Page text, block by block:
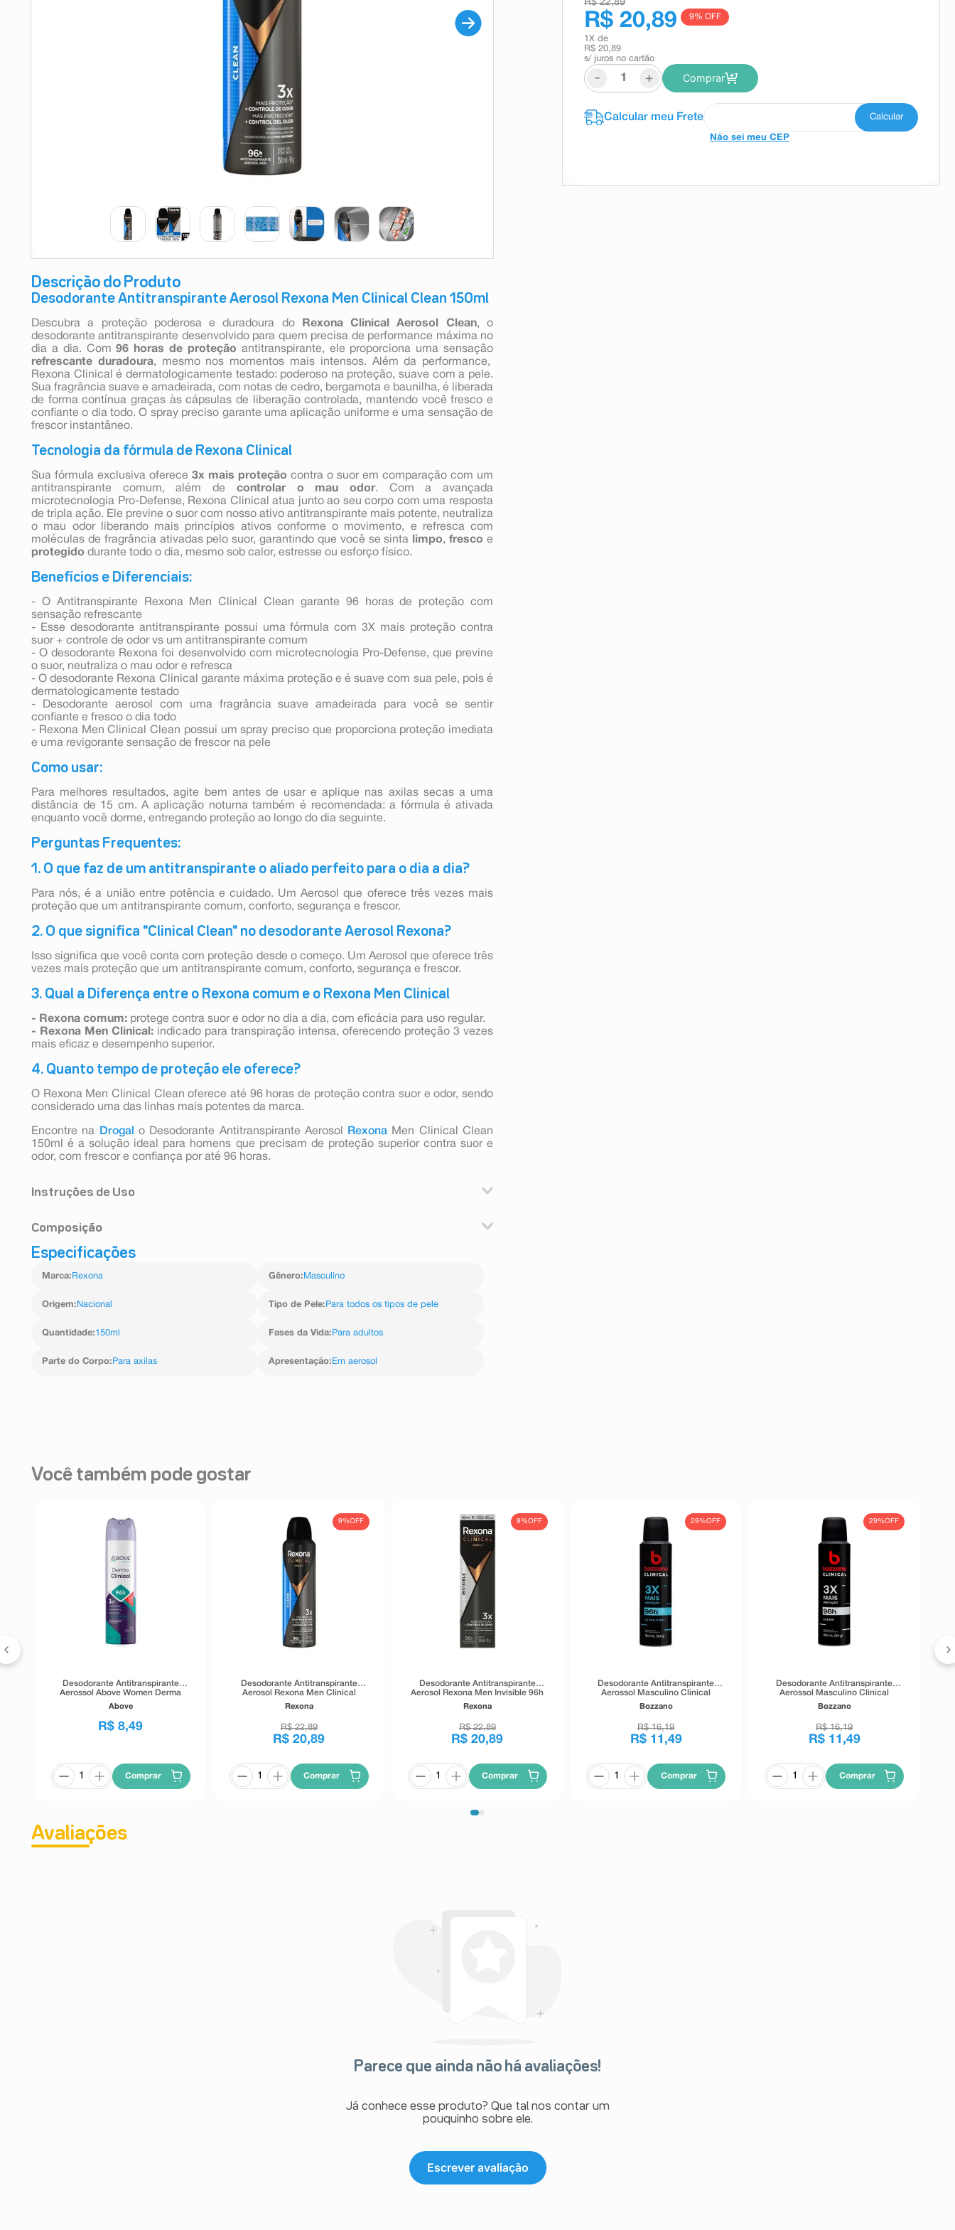
Descrição do Produto
Desodorante Antitranspirante Aerosol Rexona Men Clinical Clean 150ml
Descubra a proteção poderosa e duradoura do Rexona Clinical Aerosol Clean, o
desodorante antitranspirante desenvolvido para quem precisa de performance máxima no
dia a dia. Com96 horas de proteção antitranspirante, ele proporciona uma sensação
refrescante duradoura, mesmo nos momentos mais intensos. Além da performance,
Rexona Clinical é dermatologicamente testado: poderoso na proteção, suave com a pele.
Sua fragrância suave e amadeirada, com notas de cedro, bergamota e baunilha, é liberada
de forma contínua graças às cápsulas de liberação controlada, mantendo você fresco e
confiante o dia todo. O spray preciso garante uma aplicação uniforme e uma sensação de
frescor instantâneo.
Tecnologia da fórmula de Rexona Clinical
Sua fórmula exclusiva oferece 3x mais proteção contra o suor em comparação com um
antitranspirante comum, além de controlar o mau odor. Com a avançada
microtecnologia Pro-Defense, Rexona Clinical atua junto ao seu corpo com uma resposta
de tripla ação. Ele previne o suor com nosso ativo antitranspirante mais potente, neutraliza
o mau odor liberando mais princípios ativos conforme o movimento, e refresca com
moléculas de fragrância ativadas pelo suor, garantindo que você se sinta
limpo,fresco e
protegido durante todo o dia, mesmo sob calor, estresse ou esforço físico.
Benefícios e Diferenciais:
- O Antitranspirante Rexona Men Clinical Clean garante 96 horas de proteção com
sensação refrescante
- Esse desodorante antitranspirante possui uma fórmula com 3X mais proteção contra
suor + controle de odor vs um antitranspirante comum
- O desodorante Rexona foi desenvolvido com microtecnologia Pro-Defense, que previne
o suor, neutraliza o mau odor e refresca
- O desodorante Rexona Clinical garante máxima proteção e é suave com sua pele, pois é
dermatologicamente testado
- Desodorante aerosol com uma fragrância suave amadeirada para você se sentir
confiante e fresco o dia todo
- Rexona Men Clinical Clean possui um spray preciso que proporciona proteção imediata
e uma revigorante sensação de frescor na pele
Como usar:
Para melhores resultados, agite bem antes de usar e aplique nas axilas secas a uma
distância de 15 cm. A aplicação noturna também é recomendada: a fórmula é ativada
enquanto você dorme, entregando proteção ao longo do dia seguinte.
Perguntas Frequentes:
1. O que faz de um antitranspirante o aliado perfeito para o dia a dia?
Para nós, é a união entre potência e cuidado. Um Aerosol que oferece três vezes mais
proteção que um antitranspirante comum, conforto, segurança e frescor.
2. O que significa "Clinical Clean" no desodorante Aerosol Rexona?
Isso significa que você conta com proteção desde o começo. Um Aerosol que oferece três
vezes mais proteção que um antitranspirante comum, conforto, segurança e frescor.
3. Qual a Diferença entre o Rexona comum e o Rexona Men Clinical
- Rexona comum: protege contra suor e odor no dia a dia, com eficácia para uso regular.
- Rexona Men Clinical: indicado para transpiração intensa, oferecendo proteção 3 vezes
mais eficaz e desempenho superior.
4. Quanto tempo de proteção ele oferece?
O Rexona Men Clinical Clean oferece até 96 horas de proteção contra suor e odor, sendo
considerado uma das linhas mais potentes da marca.
Encontre na Drogal o Desodorante Antitranspirante Aerosol Rexona Men Clinical Clean
150ml é a solução ideal para homens que precisam de proteção superior contra suor e
odor, com frescor e confiança por até 96 horas.
Instruções de Uso
pele. Não pulverizar perto do fogo, superfícies quentes ou corpos incandescentes. Não
locais bem ventilados. Não usar se a pele estiver irritada ou lesionada. Caso ocorra
procurar orientação médica. Não aplicar sobre a pele excessivamente úmida. Não aplicar
Composição
Butane, Isobutane, Propane, Cyclomethicone, Aluminum Sesquichlorohydrate, Calcium
Propylene Carbonate, Sodium Starch Octenylsuccinate, Hydrolyzed Corn Starch
Cinnamal, Limonene, Linalool.
Especificações
Marca: Rexona Gênero: Masculino
Origem: Nacional Tipo de Pele: Para todos os tipos de pele
Quantidade:150ml Fases da Vida: Para adultos
Parte do Corpo: Para axilas Apresentação: Em aerosol
R$ 22,89
R$ 20,89 9% OFF
1 X de
R$ 20,89
s/ juros no cartão
- + Comprar
Não sei meu CEP
Você também pode gostar
Desodorante Antitranspirante
Aerossol Above Women Derma
Clinical Essencial 96h 150ml
Above
R$ 8,49
Comprar
9%OFF
Desodorante Antitranspirante
Aerosol Rexona Men Clinical
Clean 150ml
Rexona
R$ 22,89
R$ 20,89
Comprar
9%OFF
Desodorante Antitranspirante
Aerosol Rexona Men Invisible 96h
150ml
Rexona
R$ 22,89
R$ 20,89
Comprar
29%OFF
Desodorante Antitranspirante
Aerossol Masculino Clinical
Bozzano Ultra Cool 150ml
Bozzano
R$ 16,19
R$ 11 ,49
Comprar
29%OFF
Desodorante Antitranspirante
Aerossol Masculino Clinical
Bozzano Clean 150ml
Bozzano
R$ 16,19
R$ 11 ,49
Comprar
Avaliações
Parece que ainda não há avaliações!
Já conhece esse produto? Que tal nos contar um
pouquinho sobre ele.
Escrever avaliação
esmalte
absorvente